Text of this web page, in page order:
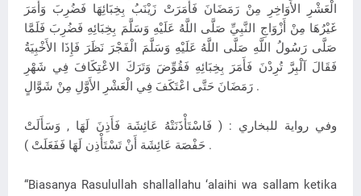
الْعَشْرِ الأَوَاخِرِ مِنْ رَمَضَانَ فَأَمَرَتْ زَيْنَبُ بِخِبَائِهَا فَضُرِبَ وَأَمَرَ
غَيْرُهَا مِنْ أَزْوَاجِ النَّبِيِّ صَلَّى اللَّهُ عَلَيْهِ وَسَلَّمَ بِخِبَائِهِ فَضُرِبَ فَلَمَّا
صَلَّى رَسُولُ اللَّهِ صَلَّى اللَّهُ عَلَيْهِ وَسَلَّمَ الْفَجْرَ نَظَرَ فَإِذَا الأَخْبِيَةُ
فَقَالَ آلْبِرَّ تُرِدْنَ فَأَمَرَ بِخِبَائِهِ فَقُوِّضَ وَتَرَكَ الاعْتِكَافَ فِي شَهْرِ
رَمَضَانَ حَتَّى اعْتَكَفَ فِي الْعَشْرِ الأَوَّلِ مِنْ شَوَّالٍ .
وفي رواية للبخاري : ( فَاسْتَأْذَنَتْهُ عَائِشَة فَأَذِنَ لَهَا , وَسَأَلَتْ
حَفْصَة عَائِشَة أَنْ تَسْتَأْذِن لَهَا فَفَعَلَتْ ) .
“Biasanya Rasulullah shallallahu ‘alaihi wa sallam ketika